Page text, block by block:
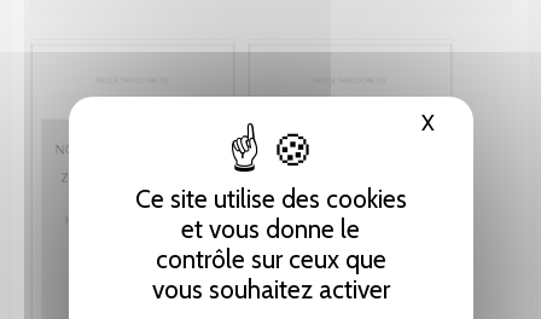
Ce site utilise des cookies
et vous donne le
contrôle sur ceux que
vous souhaitez activer
XMasquer